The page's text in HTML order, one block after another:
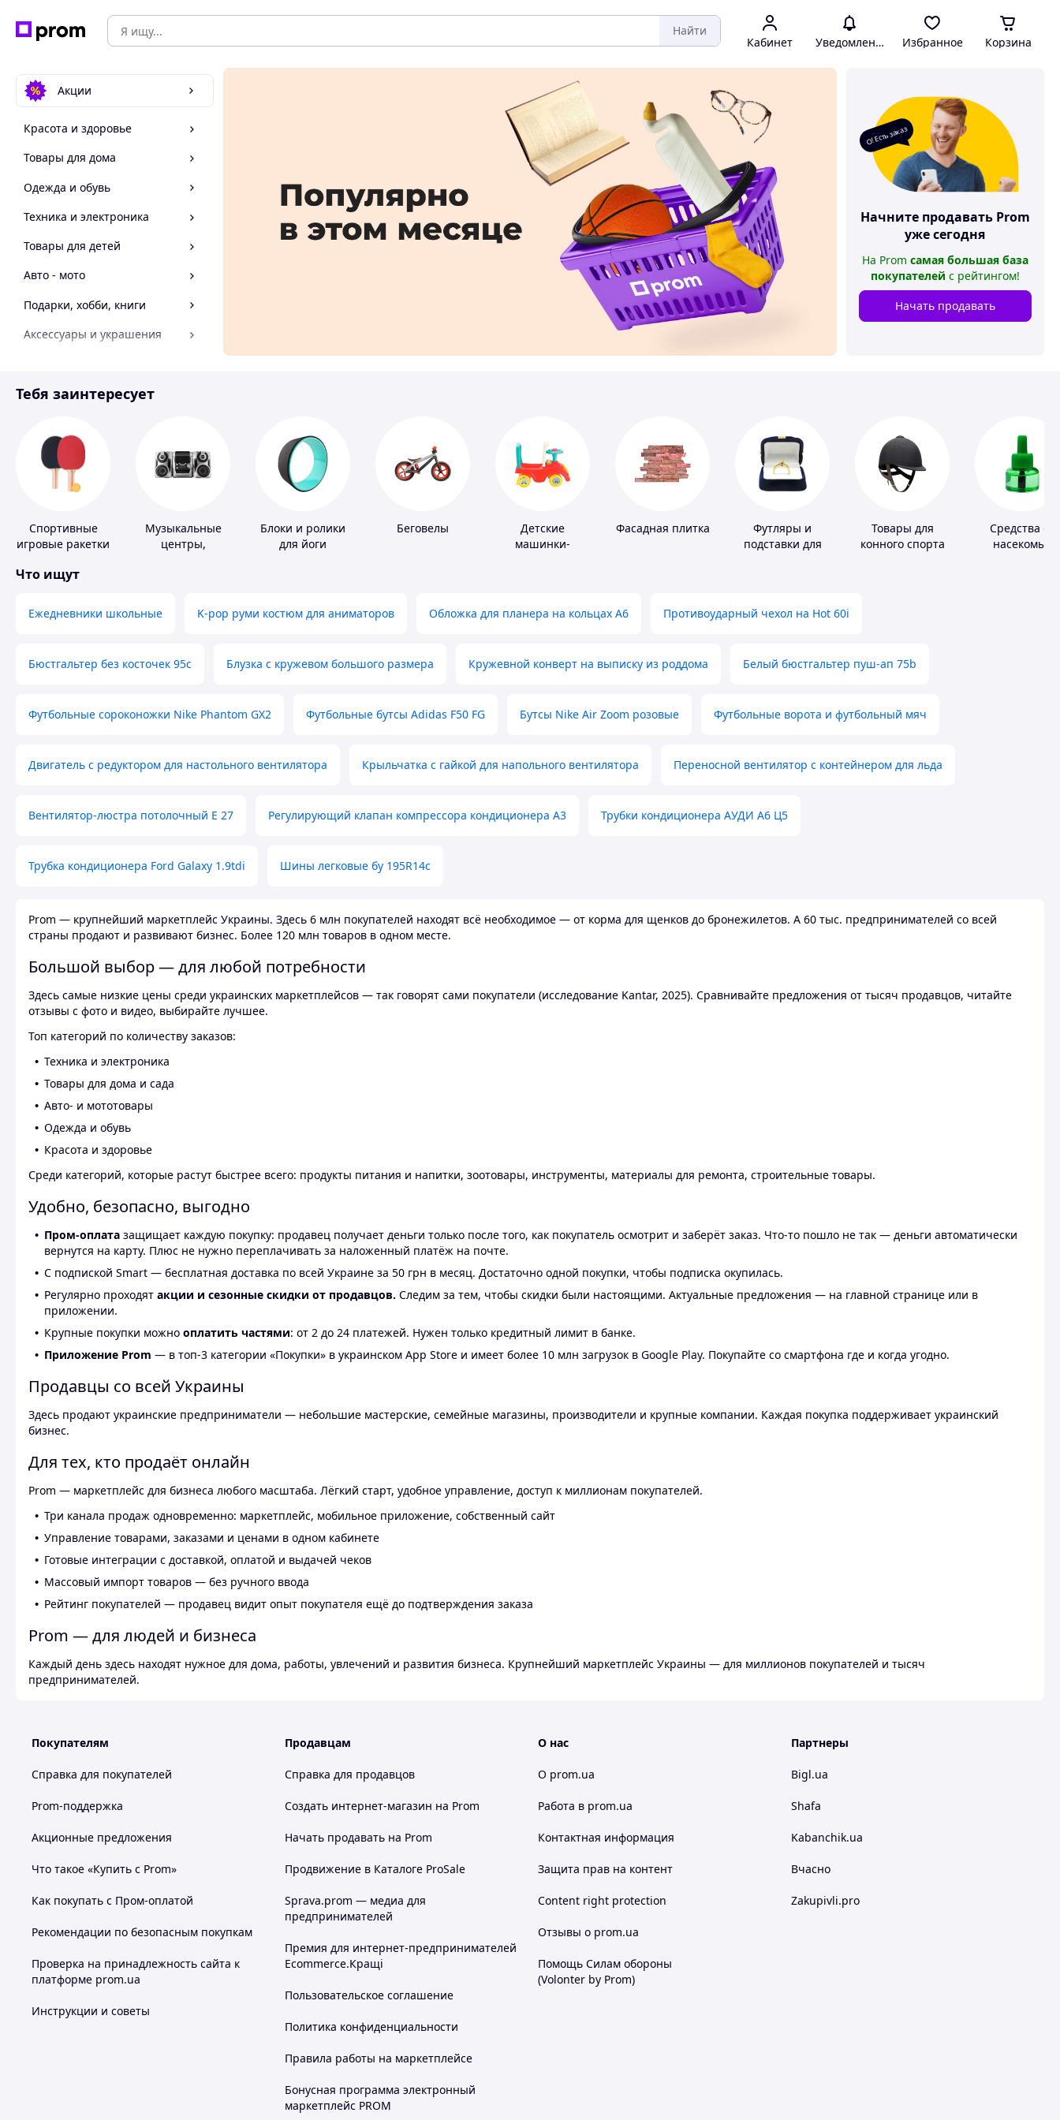
Найти
Кабинет Уведомления Избранное Корзина
Акции
Красота и здоровье
Товары для дома
Одежда и обувь
Техника и электроника
Товары для детей
Авто - мото
Подарки, хобби, книги
Аксессуары и украшения
Спорт и отдых
О! Есть заказ
Начните продавать Prom
уже сегодня
На Prom самая большая база
покупателей с рейтингом!
Начать продавать
Тебя заинтересует
Спортивные
игровые ракетки
Музыкальные
центры,
Блоки и ролики
для йоги
Беговелы
Детские
машинки-
Фасадная плитка
Футляры и
подставки для
Товары для
конного спорта
Средства от
насекомых
Что ищут
Ежедневники школьные K-pop руми костюм для аниматоров Обложка для планера на кольцах А6 Противоударный чехол на Hot 60i
Бюстгальтер без косточек 95с Блузка с кружевом большого размера Кружевной конверт на выписку из роддома Белый бюстгальтер пуш-ап 75b
Футбольные сороконожки Nike Phantom GX2 Футбольные бутсы Adidas F50 FG Бутсы Nike Air Zoom розовые Футбольные ворота и футбольный мяч
Двигатель с редуктором для настольного вентилятора Крыльчатка с гайкой для напольного вентилятора Переносной вентилятор с контейнером для льда
Вентилятор-люстра потолочный E 27 Регулирующий клапан компрессора кондиционера А3 Трубки кондиционера АУДИ А6 Ц5
Трубка кондиционера Ford Galaxy 1.9tdi Шины легковые бу 195R14c
Prom — крупнейший маркетплейс Украины. Здесь 6 млн покупателей находят всё необходимое — от корма для щенков до бронежилетов. А 60 тыс. предпринимателей со всей
страны продают и развивают бизнес. Более 120 млн товаров в одном месте.
Большой выбор — для любой потребности
Здесь самые низкие цены среди украинских маркетплейсов — так говорят сами покупатели (исследование Kantar, 2025). Сравнивайте предложения от тысяч продавцов, читайте
отзывы с фото и видео, выбирайте лучшее.
Топ категорий по количеству заказов:
Техника и электроника
Товары для дома и сада
Авто- и мототовары
Одежда и обувь
Красота и здоровье
Среди категорий, которые растут быстрее всего: продукты питания и напитки, зоотовары, инструменты, материалы для ремонта, строительные товары.
Удобно, безопасно, выгодно
Пром-оплата защищает каждую покупку: продавец получает деньги только после того, как покупатель осмотрит и заберёт заказ. Что-то пошло не так — деньги автоматически
вернутся на карту. Плюс не нужно переплачивать за наложенный платёж на почте.
С подпиской Smart — бесплатная доставка по всей Украине за 50 грн в месяц. Достаточно одной покупки, чтобы подписка окупилась.
Регулярно проходят акции и сезонные скидки от продавцов. Следим за тем, чтобы скидки были настоящими. Актуальные предложения — на главной странице или в
приложении.
Крупные покупки можно оплатить частями: от 2 до 24 платежей. Нужен только кредитный лимит в банке.
Приложение Prom — в топ-3 категории «Покупки» в украинском App Store и имеет более 10 млн загрузок в Google Play. Покупайте со смартфона где и когда угодно.
Продавцы со всей Украины
Здесь продают украинские предприниматели — небольшие мастерские, семейные магазины, производители и крупные компании. Каждая покупка поддерживает украинский
бизнес.
Для тех, кто продаёт онлайн
Prom — маркетплейс для бизнеса любого масштаба. Лёгкий старт, удобное управление, доступ к миллионам покупателей.
Три канала продаж одновременно: маркетплейс, мобильное приложение, собственный сайт
Управление товарами, заказами и ценами в одном кабинете
Готовые интеграции с доставкой, оплатой и выдачей чеков
Массовый импорт товаров — без ручного ввода
Рейтинг покупателей — продавец видит опыт покупателя ещё до подтверждения заказа
Prom — для людей и бизнеса
Каждый день здесь находят нужное для дома, работы, увлечений и развития бизнеса. Крупнейший маркетплейс Украины — для миллионов покупателей и тысяч
предпринимателей.
Покупателям
Справка для покупателей
Prom-поддержка
Акционные предложения
Что такое «Купить с Prom»
Как покупать с Пром-оплатой
Рекомендации по безопасным покупкам
Проверка на принадлежность сайта к
платформе prom.ua
Инструкции и советы
Продавцам
Справка для продавцов
Создать интернет-магазин на Prom
Начать продавать на Prom
Продвижение в Каталоге ProSale
Sprava.prom — медиа для
предпринимателей
Премия для интернет-предпринимателей
Ecommerce.Кращі
Пользовательское соглашение
Политика конфиденциальности
Правила работы на маркетплейсе
Бонусная программа электронный
маркетплейс PROM
О нас
О prom.ua
Работа в prom.ua
Контактная информация
Защита прав на контент
Content right protection
Отзывы о prom.ua
Помощь Силам обороны
(Volonter by Prom)
Партнеры
Bigl.ua
Shafa
Kabanchik.ua
Вчасно
Zakupivli.pro